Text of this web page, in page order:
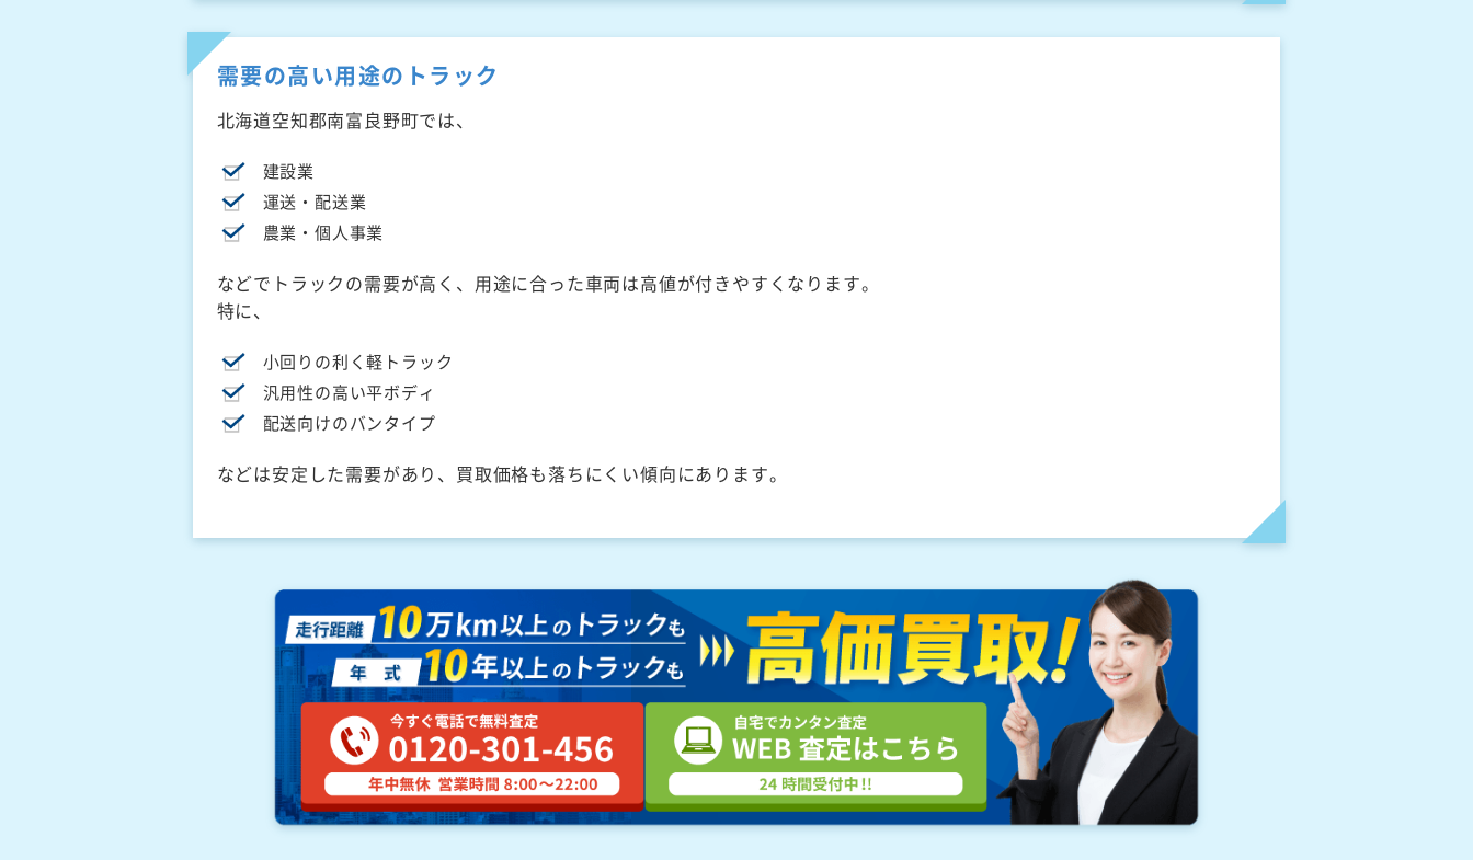
需要の高い用途のトラック
北海道空知郡南富良野町では、
建設業
運送・配送業
農業・個人事業
などでトラックの需要が高く、用途に合った車両は高値が付きやすくなります。
特に、
小回りの利く軽トラック
汎用性の高い平ボディ
配送向けのバンタイプ
などは安定した需要があり、買取価格も落ちにくい傾向にあります。